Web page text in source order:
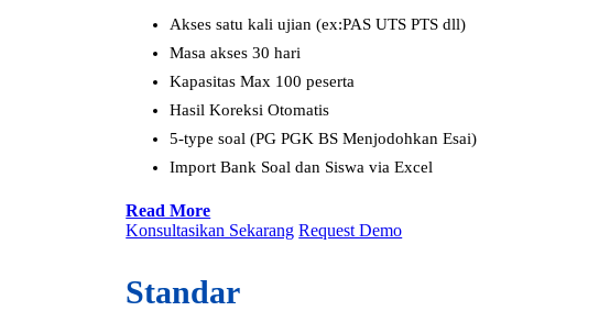
Akses satu kali ujian (ex:PAS UTS PTS dll)
Masa akses 30 hari
Kapasitas Max 100 peserta
Hasil Koreksi Otomatis
5-type soal (PG PGK BS Menjodohkan Esai)
Import Bank Soal dan Siswa via Excel
Read More
Konsultasikan Sekarang Request Demo
Standar